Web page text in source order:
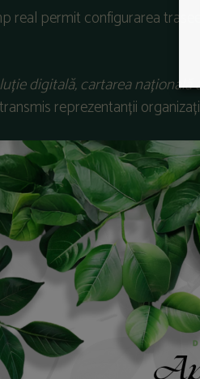
real permitconfigurarea
digitală, cartarea
reprezentanții